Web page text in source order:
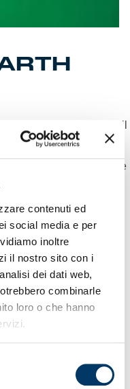
contenuti ed
social media e per
inoltre
il nostro sito con i
dei dati web,
combinarle
loro o che hanno
celebrata ogni anno il
campagna di
in stretta sinergia con
di Genova. In occasione
è diventato un
con l’obiettivo di
alla collettività e alle
partita i giocatori hanno
delle battaglie
“Genoa x Earth Day” e
norvegese e
particolarmente
questo ambito.
rafforzata la raccolta